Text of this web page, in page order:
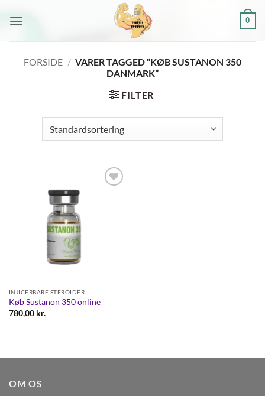
0
FORSIDE / VARER TAGGED “KØB SUSTANON 350
DANMARK”
FILTER
INJICERBARE STEROIDER
Køb Sustanon 350 online
780,00 kr.
OM OS